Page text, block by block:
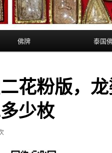
佛牌 泰国
花粉版，
少枚